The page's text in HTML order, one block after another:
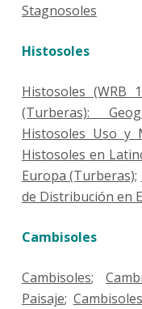
Stagnosoles
Histosoles
Histosoles (WRB
(Turberas):
Histosoles Uso y
Histosoles en
Europa (Turberas);
de Distribución en
Cambisoles
Cambisoles;
Paisaje;